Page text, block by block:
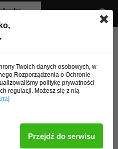
spojówek
7563
Twoich danych osobowych, w
Rozporządzenia o Ochronie
politykę prywatności
regulacji. Możesz się z nią
Przejdź do serwisu